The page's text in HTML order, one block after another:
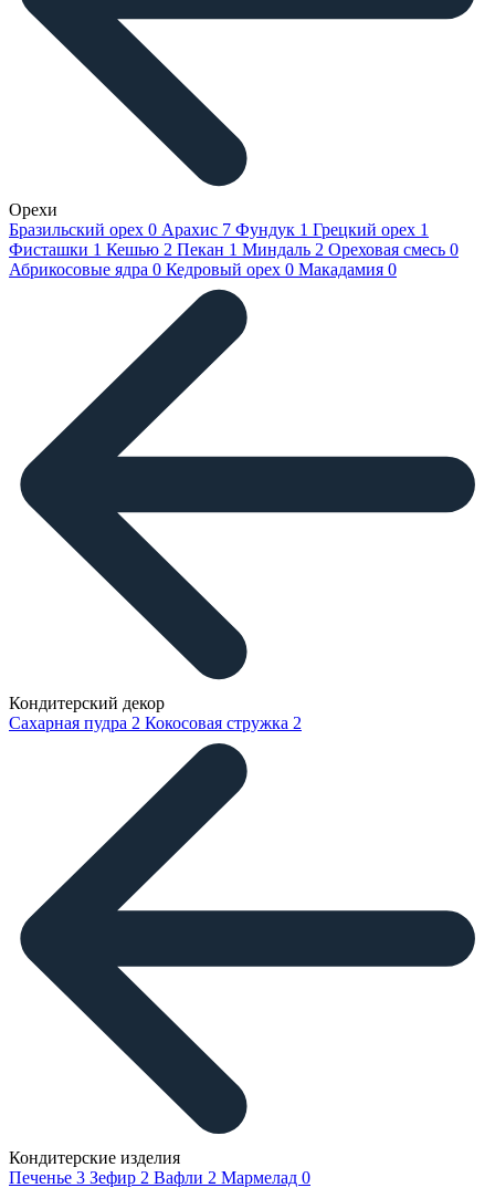
Орехи
Бразильский орех 0 Арахис 7 Фундук 1 Грецкий орех 1
Фисташки 1 Кешью 2 Пекан 1 Миндаль 2 Ореховая смесь 0
Абрикосовые ядра 0 Кедровый орех 0 Макадамия 0
Кондитерский декор
Сахарная пудра 2 Кокосовая стружка 2
Кондитерские изделия
Печенье 3 Зефир 2 Вафли 2 Мармелад 0